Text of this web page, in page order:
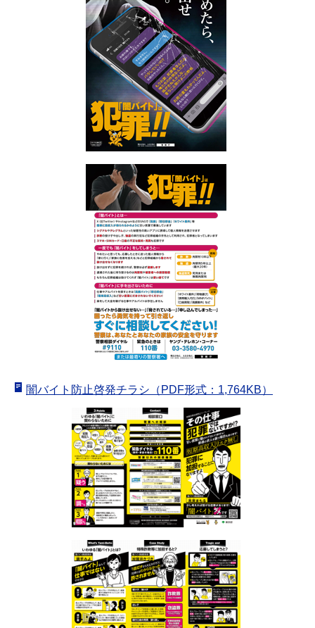
闇バイト防止啓発チラシ（PDF形式：1,764KB）